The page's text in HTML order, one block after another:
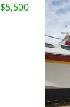
$5,500